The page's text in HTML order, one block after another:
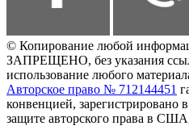
© Копирование любой
ЗАПРЕЩЕНО, без указания
использование любого
Авторское право № 712144451
конвенцией,
защите авторского права в